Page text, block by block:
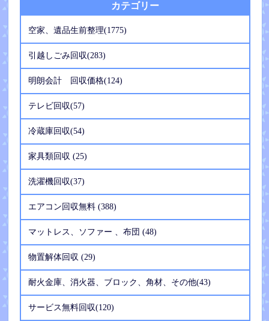
カテゴリー
空家、遺品生前整理(1775)
引越しごみ回収(283)
明朗会計 回収価格(124)
テレビ回収(57)
冷蔵庫回収(54)
家具類回収 (25)
洗濯機回収(37)
エアコン回収無料 (388)
マットレス、ソファー 、布団 (48)
物置解体回収 (29)
耐火金庫、消火器、ブロック、角材、その他(43)
サービス無料回収(120)